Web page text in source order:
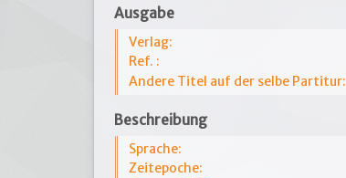
Ausgabe
Verlag:
Ref. :
Andere Titel auf der selbe Partitur:
Beschreibung
Sprache:
Zeitepoche: